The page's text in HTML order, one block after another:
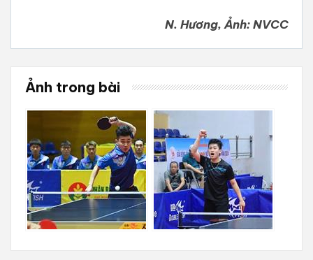
N. Hương, Ảnh: NVCC
Ảnh trong bài